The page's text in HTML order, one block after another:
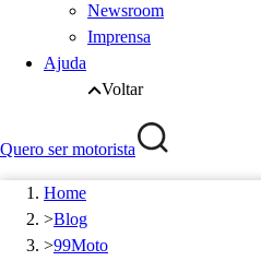
Newsroom
Imprensa
Ajuda
Voltar
Quero ser motorista
Home
>Blog
>99Moto